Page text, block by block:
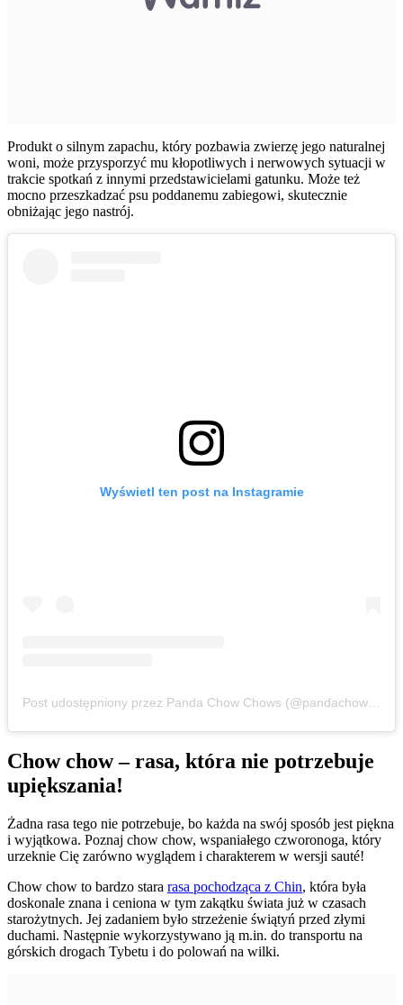
Produkt o silnym zapachu, który pozbawia zwierzę jego naturalnej
woni, może przysporzyć mu kłopotliwych i nerwowych sytuacji w
trakcie spotkań z innymi przedstawicielami gatunku. Może też
mocno przeszkadzać psu poddanemu zabiegowi, skutecznie
obniżając jego nastrój.
Wyświetl ten post na Instagramie
Post udostępniony przez Panda Chow Chows (@pandachowchows)
Chow chow – rasa, która nie potrzebuje
upiększania!
Żadna rasa tego nie potrzebuje, bo każda na swój sposób jest piękna
i wyjątkowa. Poznaj chow chow, wspaniałego czworonoga, który
urzeknie Cię zarówno wyglądem i charakterem w wersji sauté!
Chow chow to bardzo stara rasa pochodząca z Chin, która była
doskonale znana i ceniona w tym zakątku świata już w czasach
starożytnych. Jej zadaniem było strzeżenie świątyń przed złymi
duchami. Następnie wykorzystywano ją m.in. do transportu na
górskich drogach Tybetu i do polowań na wilki.